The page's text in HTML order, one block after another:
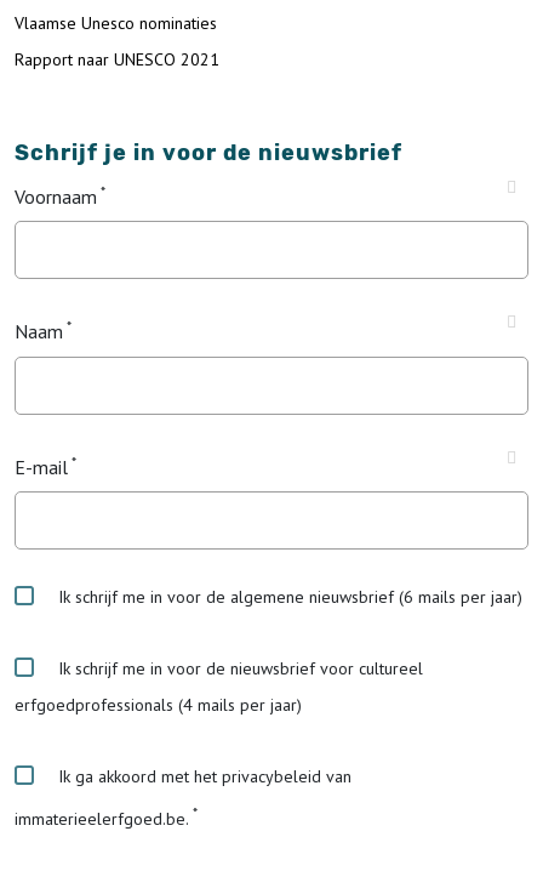
Vlaamse Unesco nominaties
Rapport naar UNESCO 2021
Schrijf je in voor de nieuwsbrief
Voornaam
Naam
E-mail
Ik schrijf me in voor de algemene nieuwsbrief (6 mails per jaar)
Ik schrijf me in voor de nieuwsbrief voor cultureel
erfgoedprofessionals (4 mails per jaar)
Ik ga akkoord met het privacybeleid van
immaterieelerfgoed.be.